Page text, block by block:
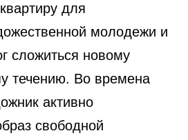
для
молодежи и
сложиться новому
течению. Во времена
активно
свободной